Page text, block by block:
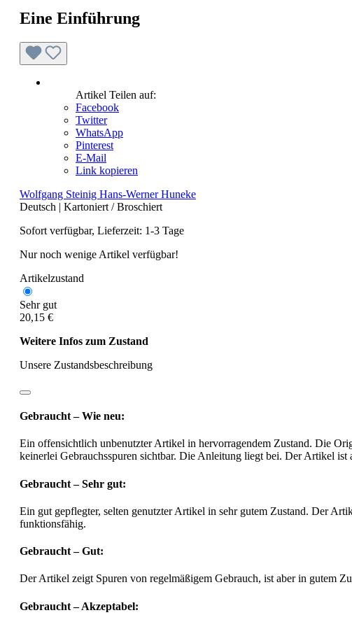
Eine Einführung
Artikel Teilen auf:
Facebook
Twitter
WhatsApp
Pinterest
E-Mail
Link kopieren
Wolfgang Steinig Hans-Werner Huneke
Deutsch | Kartoniert / Broschiert
Sofort verfügbar, Lieferzeit: 1-3 Tage
Nur noch wenige Artikel verfügbar!
Artikelzustand
Sehr gut
20,15 €
Weitere Infos zum Zustand
Unsere Zustandsbeschreibung
Gebraucht – Wie neu:
Ein offensichtlich unbenutzter Artikel in hervorragendem Zustand. Die
keinerlei Gebrauchsspuren sichtbar. Die Anleitung liegt bei. Der Artikel ist
Gebraucht – Sehr gut:
Ein gut gepflegter, selten genutzter Artikel in sehr gutem Zustand. Der
funktionsfähig.
Gebraucht – Gut:
Der Artikel zeigt Spuren von regelmäßigem Gebrauch, ist aber in gutem
Gebraucht – Akzeptabel: